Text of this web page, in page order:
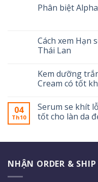
Phân biệt
Cách xem Hạn
Thái Lan
Kem dưỡng
Cream có tốt
04
Th10
Serum se khít
tốt cho làn da
NHẬN ORDER &